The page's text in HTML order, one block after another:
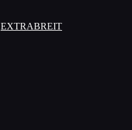
EXTRABREIT